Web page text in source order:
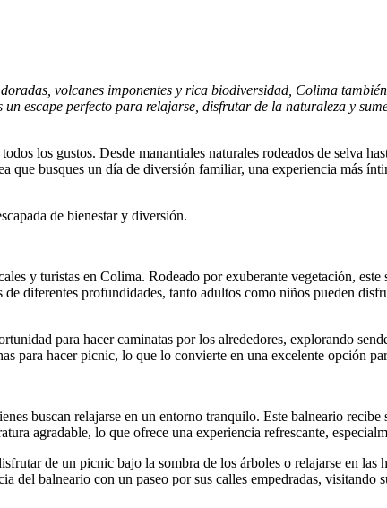
volcanes imponentes y rica biodiversidad, Colima
escape perfecto para relajarse, disfrutar de la naturaleza y
los gustos. Desde manantiales naturales rodeados de selva
que busques un día de diversión familiar, una experiencia más
de bienestar y diversión.
y turistas en Colima. Rodeado por exuberante vegetación,
diferentes profundidades, tanto adultos como niños pueden
para hacer caminatas por los alrededores, explorando
para hacer picnic, lo que lo convierte en una excelente opción
buscan relajarse en un entorno tranquilo. Este balneario recibe
agradable, lo que ofrece una experiencia refrescante,
de un picnic bajo la sombra de los árboles o relajarse en las
balneario con un paseo por sus calles empedradas, visitando